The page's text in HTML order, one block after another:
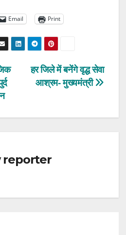
Email Print
हर जिले में बनेंगे वृद्ध सेवा
आश्रम- मुख्यमंत्री
reporter